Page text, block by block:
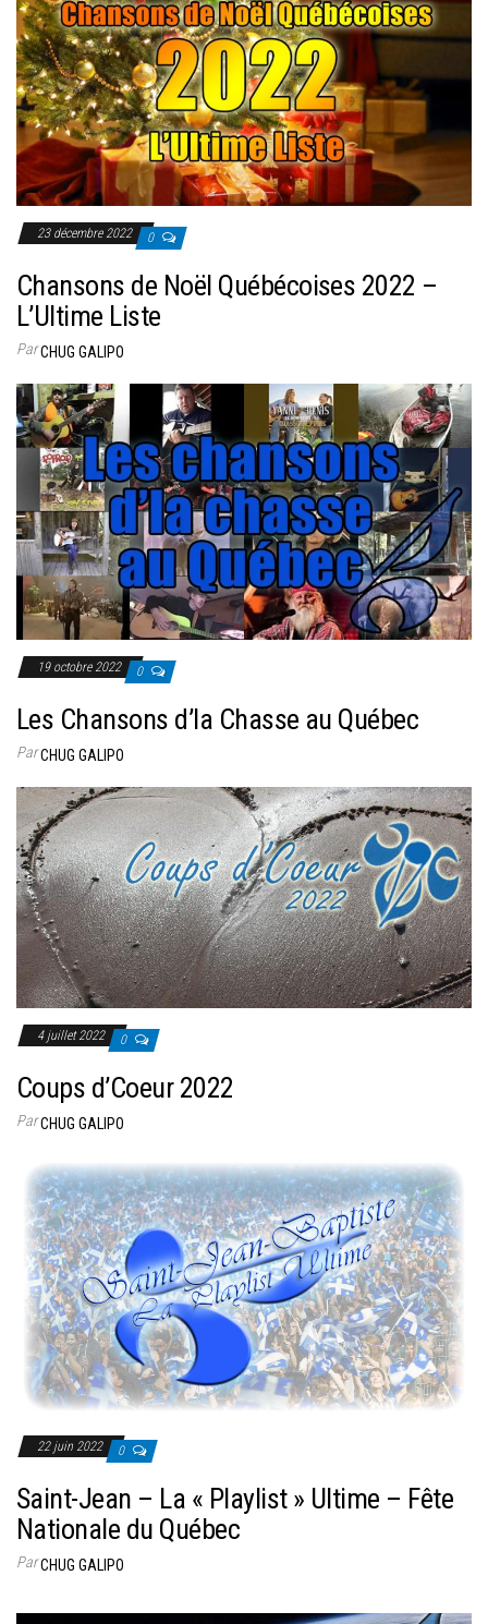
23 décembre 2022 0
Chansons de Noël Québécoises 2022 –
L’Ultime Liste
ParCHUG GALIPO
19 octobre 2022 0
Les Chansons d’la Chasse au Québec
ParCHUG GALIPO
4 juillet 2022 0
Coups d’Coeur 2022
ParCHUG GALIPO
22 juin 2022 0
Saint-Jean – La « Playlist » Ultime – Fête
Nationale du Québec
ParCHUG GALIPO